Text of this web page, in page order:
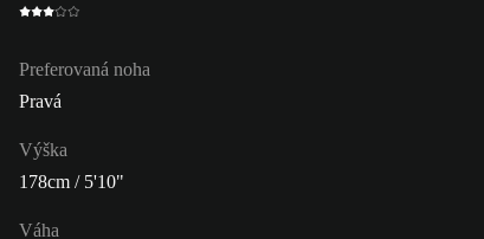
Preferovaná noha
Pravá
Výška
178cm / 5'10"
Váha